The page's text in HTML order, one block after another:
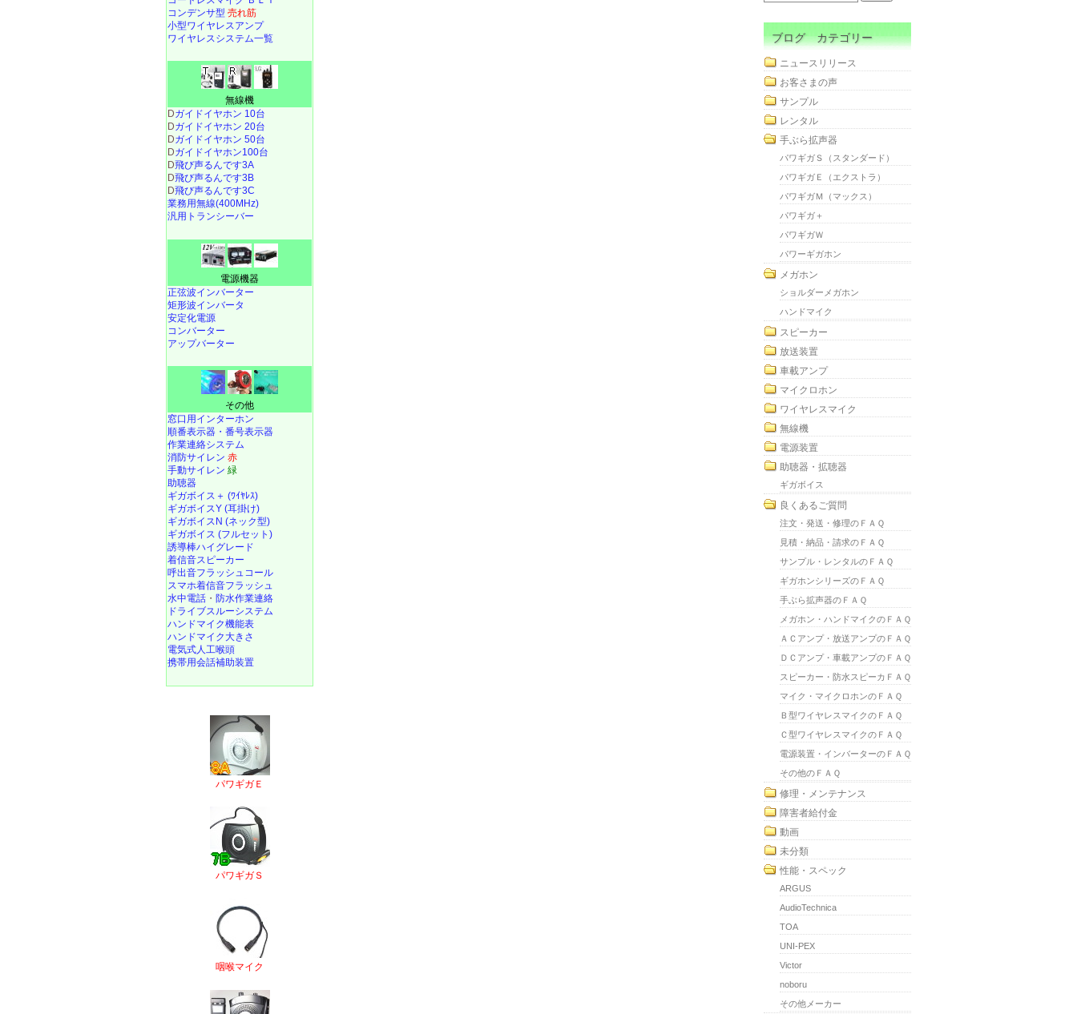
コンデンサ型 売れ筋
小型ワイヤレスアンプ
ワイヤレスシステム一覧
無線機
Dガイドイヤホン 10台
Dガイドイヤホン 20台
Dガイドイヤホン 50台
Dガイドイヤホン100台
D飛び声るんです3A
D飛び声るんです3B
D飛び声るんです3C
業務用無線(400MHz)
汎用トランシーバー
電源機器
正弦波インバーター
矩形波インバータ
安定化電源
コンバーター
アップバーター
その他
窓口用インターホン
順番表示器・番号表示器
作業連絡システム
消防サイレン 赤
手動サイレン 緑
助聴器
ギガボイス＋ (ﾜｲﾔﾚｽ)
ギガボイスY (耳掛け)
ギガボイスN (ネック型)
ギガボイス (フルセット)
誘導棒ハイグレード
着信音スピーカー
呼出音フラッシュコール
スマホ着信音フラッシュ
水中電話 ・ 防水作業連絡
ドライブスルーシステム
ハンドマイク機能表
ハンドマイク大きさ
電気式人工喉頭
携帯用会話補助装置
パワギガＥ
パワギガＳ
咽喉マイク
ブログ カテゴリー
ニュースリリース
お客さまの声
サンプル
レンタル
手ぶら拡声器
パワギガＳ（スタンダード）
パワギガＥ（エクストラ）
パワギガＭ（マックス）
パワギガ＋
パワギガＷ
パワーギガホン
メガホン
ショルダーメガホン
ハンドマイク
スピーカー
放送装置
車載アンプ
マイクロホン
ワイヤレスマイク
無線機
電源装置
助聴器・拡聴器
ギガボイス
良くあるご質問
注文・発送・修理のＦＡＱ
見積・納品・請求のＦＡＱ
サンプル・レンタルのＦＡＱ
ギガホンシリーズのＦＡＱ
手ぶら拡声器のＦＡＱ
メガホン・ハンドマイクのＦＡＱ
ＡＣアンプ・放送アンプのＦＡＱ
ＤＣアンプ・車載アンプのＦＡＱ
スピーカー・防水スピーカＦＡＱ
マイク・マイクロホンのＦＡＱ
Ｂ型ワイヤレスマイクのＦＡＱ
Ｃ型ワイヤレスマイクのＦＡＱ
電源装置・インバーターのＦＡＱ
その他のＦＡＱ
修理・メンテナンス
障害者給付金
動画
未分類
性能・スペック
ARGUS
AudioTechnica
TOA
UNI-PEX
Victor
noboru
その他メーカー